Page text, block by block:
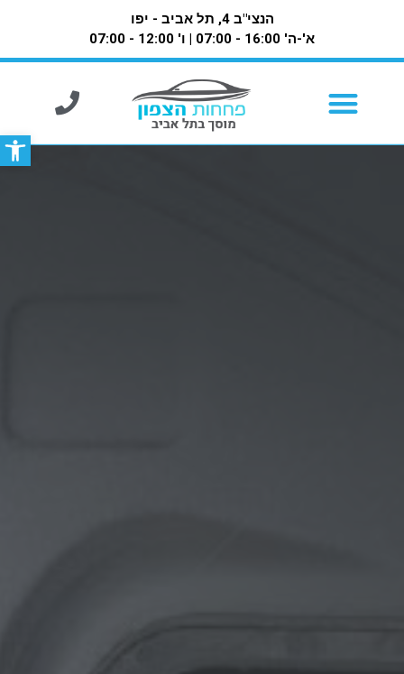
פתח
הנצי"ב 4, תל אביב - יפו
א'-ה' 16:00 - 07:00 | ו' 12:00 - 07:00